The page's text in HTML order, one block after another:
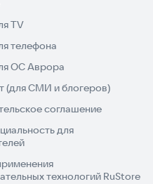
TV
телефона
ОС Аврора
(для СМИ и блогеров)
соглашение
для
технологий RuStore